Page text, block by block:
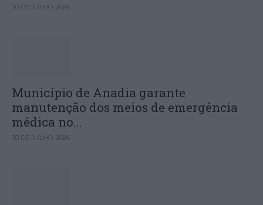
30 DE JULHO, 2026
Município de Anadia garante
manutenção dos meios de emergência
médica no...
30 DE JULHO, 2026